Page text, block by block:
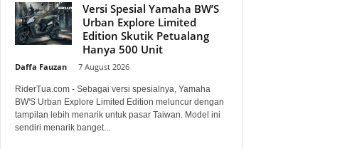
Versi Spesial Yamaha BW’S
Urban Explore Limited
Edition Skutik Petualang
Hanya 500 Unit
Daffa Fauzan 7 August 2026
RiderTua.com - Sebagai versi spesialnya, Yamaha
BW'S Urban Explore Limited Edition meluncur dengan
tampilan lebih menarik untuk pasar Taiwan. Model ini
sendiri menarik banget...